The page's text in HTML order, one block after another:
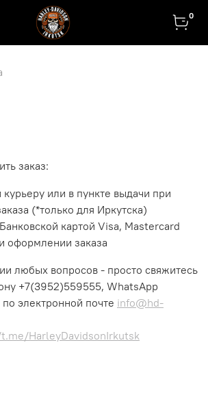
0
заказ:
или в пункте выдачи при
(*только для Иркутска)
картой Visa, Mastercard
оформлении заказа
любых вопросов - просто свяжитесь
+7(3952)559555, WhatsApp
электронной почте info@hd-
HarleyDavidsonIrkutsk